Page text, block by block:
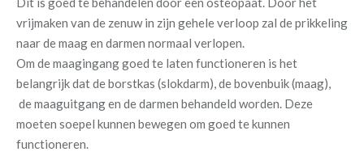
vrijmaken van de zenuw in zijn gehele verloop zal de prikkeling
naar de maag en darmen normaal verlopen.
Om de maagingang goed te laten functioneren is het
belangrijk dat de borstkas (slokdarm), de bovenbuik (maag),
de maaguitgang en de darmen behandeld worden. Deze
moeten soepel kunnen bewegen om goed te kunnen
functioneren.